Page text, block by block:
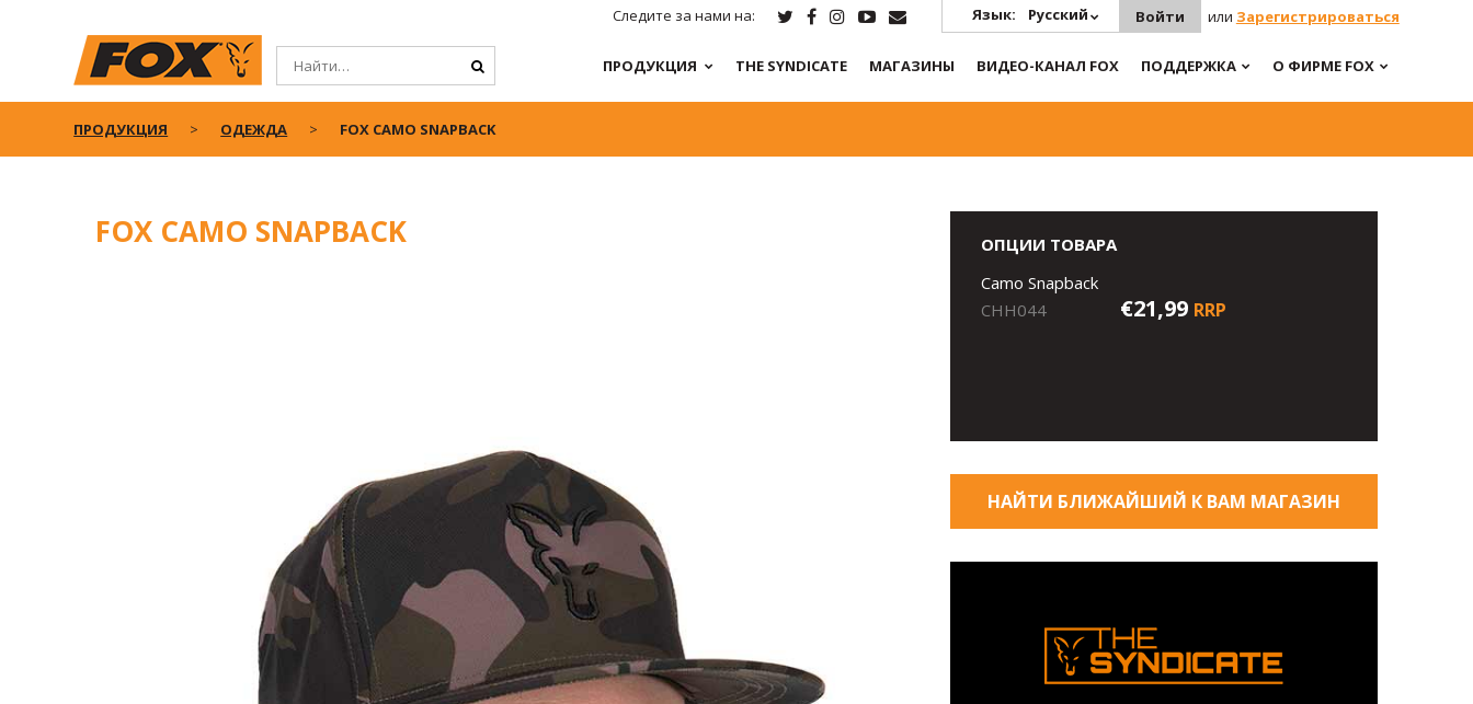
Следите за нами на: Язык: Русский Войти или Зарегистрироваться
ПРОДУКЦИЯ THE SYNDICATE МАГАЗИНЫ ВИДЕО-КАНАЛ FOX ПОДДЕРЖКА О ФИРМЕ FOX
ПРОДУКЦИЯ ОДЕЖДА FOX CAMO SNAPBACK
FOX CAMO SNAPBACK
ОПЦИИ ТОВАРА
Camo Snapback
CHH044
€21,99 RRP
НАЙТИ БЛИЖАЙШИЙ К ВАМ МАГАЗИН